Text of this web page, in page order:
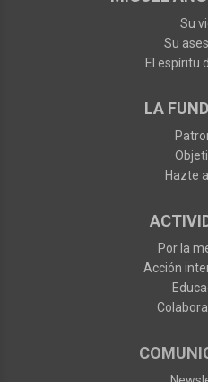
Su
Su
El espíritu
LA
Hazte
Por la
Acción